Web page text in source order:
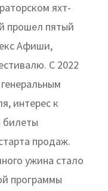
яхт-
прошел пятый
Афиши,
С 2022
интерес к
билеты
продаж.
ужина стало
программы